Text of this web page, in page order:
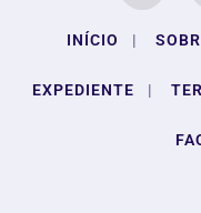
INÍCIO |
EXPEDIENTE |